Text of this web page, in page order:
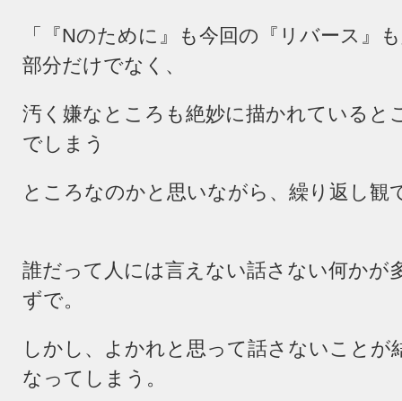
「『Nのために』も今回の『リバース』
部分だけでなく、
汚く嫌なところも絶妙に描かれていると
でしまう
ところなのかと思いながら、繰り返し観
誰だって人には言えない話さない何かが
ずで。
しかし、よかれと思って話さないことが
なってしまう。